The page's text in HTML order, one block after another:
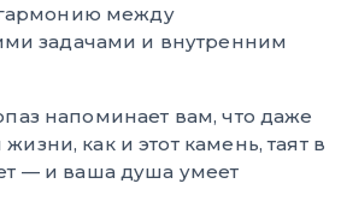
между
задачами и внутренним
напоминает вам, что даже
как и этот камень, таят в
— и ваша душа умеет